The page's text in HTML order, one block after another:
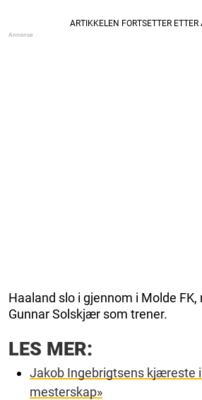
Haaland slo i gjennom i Molde FK,
Gunnar Solskjær som trener.
LES MER:
Jakob Ingebrigtsens kjæreste
mesterskap»